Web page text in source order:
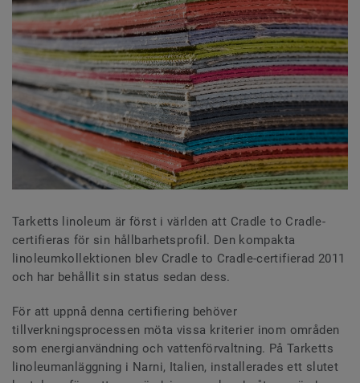
Tarketts linoleum är först i världen att Cradle to Cradle-
certifieras för sin hållbarhetsprofil. Den kompakta
linoleumkollektionen blev Cradle to Cradle-certifierad 2011
och har behållit sin status sedan dess.
För att uppnå denna certifiering behöver
tillverkningsprocessen möta vissa kriterier inom områden
som energianvändning och vattenförvaltning. På Tarketts
linoleumanläggning i Narni, Italien, installerades ett slutet